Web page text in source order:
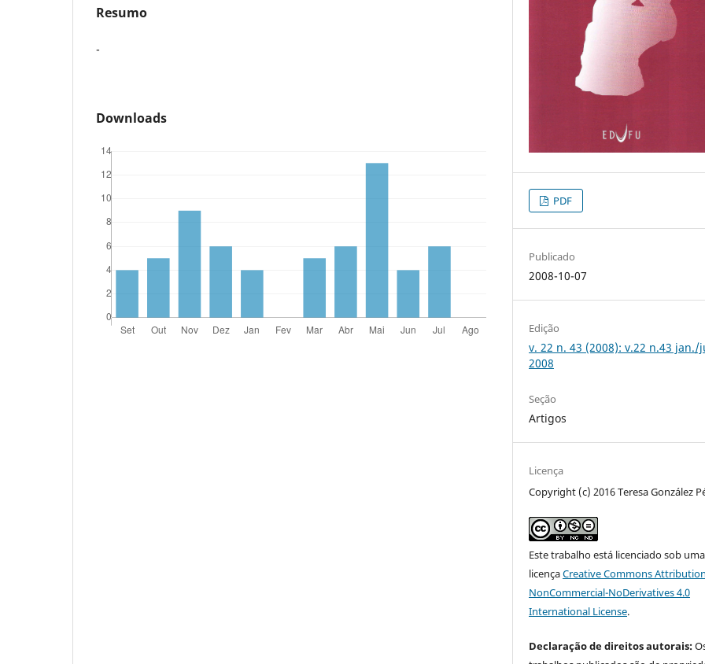
Resumo
-
Downloads
PDF
Publicado
2008-10-07
Edição
v. 22 n. 43 (2008): v.22 n.43 jan./
2008
Seção
Artigos
Licença
Copyright (c) 2016 Teresa González
Este trabalho está licenciado sob uma
licençaCreative Commons
NonCommercial-NoDerivatives 4.0
International License.
Declaração de direitos autorais: